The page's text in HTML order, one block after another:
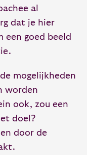
al
dat je hier
een goed beeld
mogelijkheden
worden
ook, zou een
doel?
door de